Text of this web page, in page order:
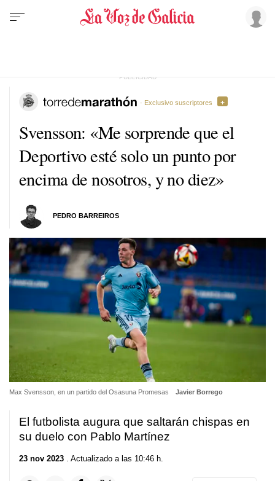
Svensson: «Me sorprende que el
Deportivo esté solo un punto por
encima de nosotros, y no diez»
PEDRO BARREIROS
· Exclusivo suscriptores
Max Svensson, en un partido del Osasuna Promesas Javier Borrego
El futbolista augura que saltarán chispas en
su duelo con Pablo Martínez
23 nov 2023 . Actualizado a las 10:46 h.